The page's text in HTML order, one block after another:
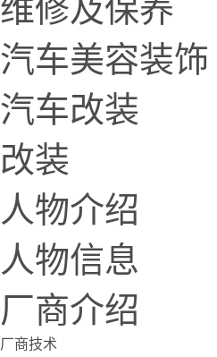
维修及保养
汽车美容装饰
汽车改装
改装
人物介绍
人物信息
厂商介绍
厂商技术